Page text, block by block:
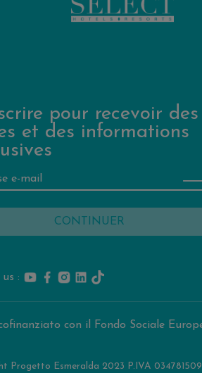
pour recevoir des
et des informations
us :
con il Fondo Sociale
Progetto Esmeralda 2023 P.IVA